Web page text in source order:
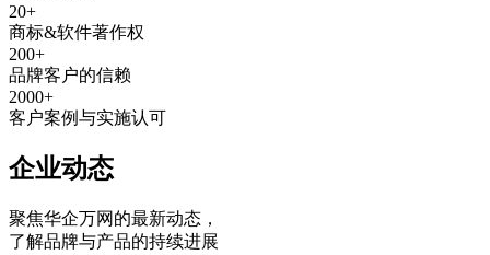
20+
商标&软件著作权
200+
品牌客户的信赖
2000+
客户案例与实施认可
企业动态
聚焦华企万网的最新动态 ，
了解品牌与产品的持续进展